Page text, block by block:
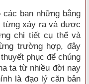
bạn những bằng
từng xảy ra và được
chi tiết cụ thể và
trường hợp, đây
phục để chúng
ta từ nhiều đời nay
là đạo lý căn bản